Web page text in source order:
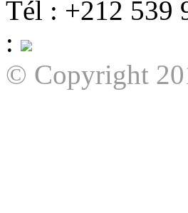
Tél : +212 539
:
© Copyright